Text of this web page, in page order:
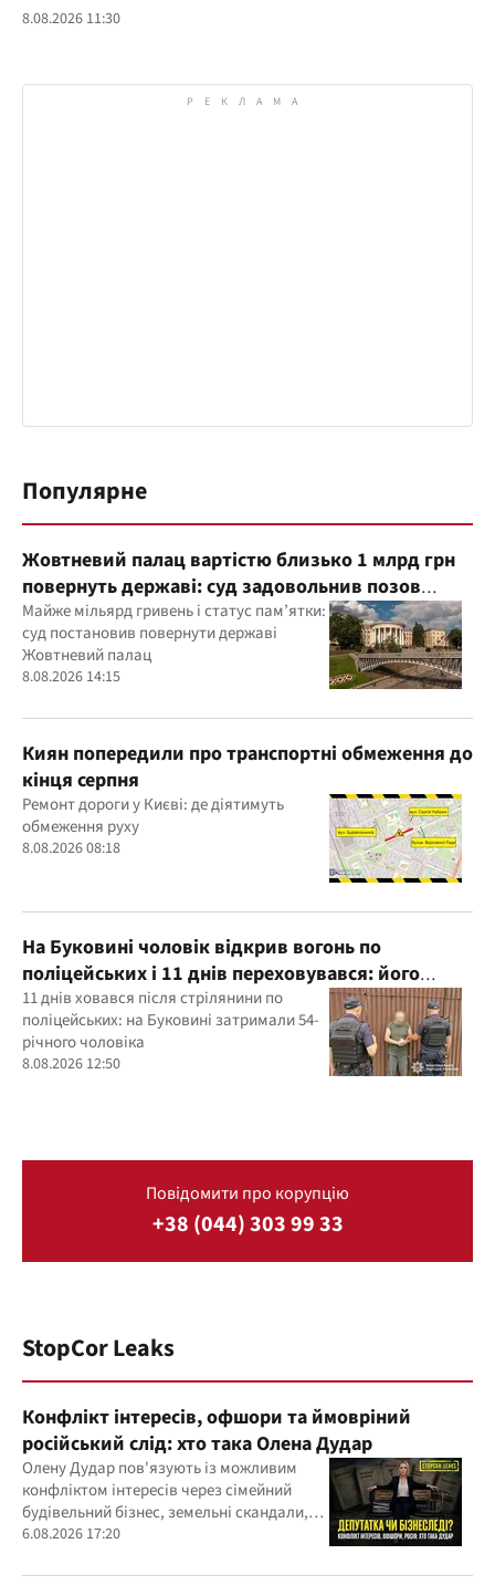
8.08.2026 11:30
Популярне
Жовтневий палац вартістю близько 1 млрд грн
повернуть державі: суд задовольнив позов
прокуратури
Майже мільярд гривень і статус пам’ятки:
суд постановив повернути державі
Жовтневий палац
8.08.2026 14:15
Киян попередили про транспортні обмеження до
кінця серпня
Ремонт дороги у Києві: де діятимуть
обмеження руху
8.08.2026 08:18
На Буковині чоловік відкрив вогонь по
поліцейських і 11 днів переховувався: його
затримали
11 днів ховався після стрілянини по
поліцейських: на Буковині затримали 54-
річного чоловіка
8.08.2026 12:50
Повідомити про корупцію
+38 (044) 303 99 33
StopCor Leaks
Конфлікт інтересів, офшори та ймовріний
російський слід: хто така Олена Дудар
Олену Дудар пов'язують із можливим
конфліктом інтересів через сімейний
будівельний бізнес, земельні скандали,
судові справи
6.08.2026 17:20